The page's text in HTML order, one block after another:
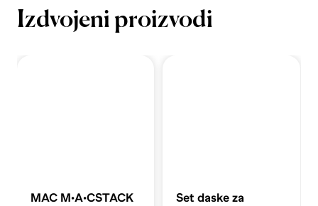
Izdvojeni proizvodi
MAC M·A·CSTACK
Set daske za